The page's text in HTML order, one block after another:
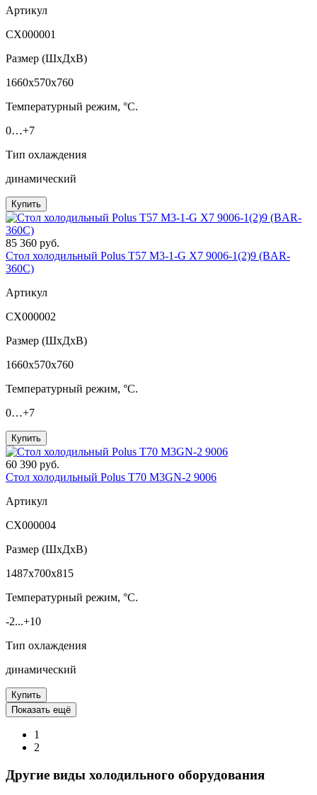
Артикул
СХ000001
Размер (ШxДхВ)
1660x570x760
Температурный режим, °C.
0…+7
Тип охлаждения
динамический
Купить
85 360 руб.
Стол холодильный Polus T57 M3-1-G X7 9006-1(2)9 (BAR-
360С)
Артикул
СХ000002
Размер (ШxДхВ)
1660x570x760
Температурный режим, °C.
0…+7
Купить
60 390 руб.
Стол холодильный Polus T70 M3GN-2 9006
Артикул
СХ000004
Размер (ШxДхВ)
1487x700x815
Температурный режим, °C.
-2...+10
Тип охлаждения
динамический
Купить
Показать ещё
1
2
Другие виды холодильного оборудования